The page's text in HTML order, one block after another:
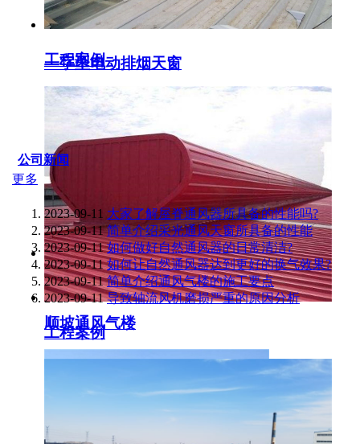
一字型电动排烟天窗
顺坡通风气楼
工程案例
工程案例
公司新闻
更多
2023-09-11 大家了解屋脊通风器所具备的性能吗?
2023-09-11 简单介绍采光通风天窗所具备的性能
2023-09-11 如何做好自然通风器的日常清洁?
2023-09-11 如何让自然通风器达到更好的换气效果?
2023-09-11 简单介绍通风气楼的施工要点
2023-09-11 导致轴流风机磨损严重的原因分析